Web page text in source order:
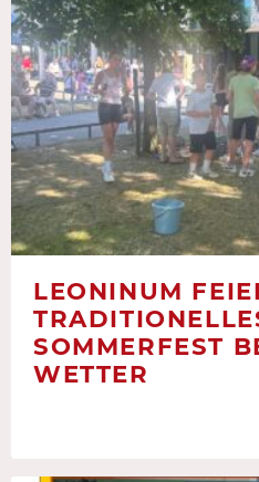
LEONINUM
SOMMERFEST
WETTER